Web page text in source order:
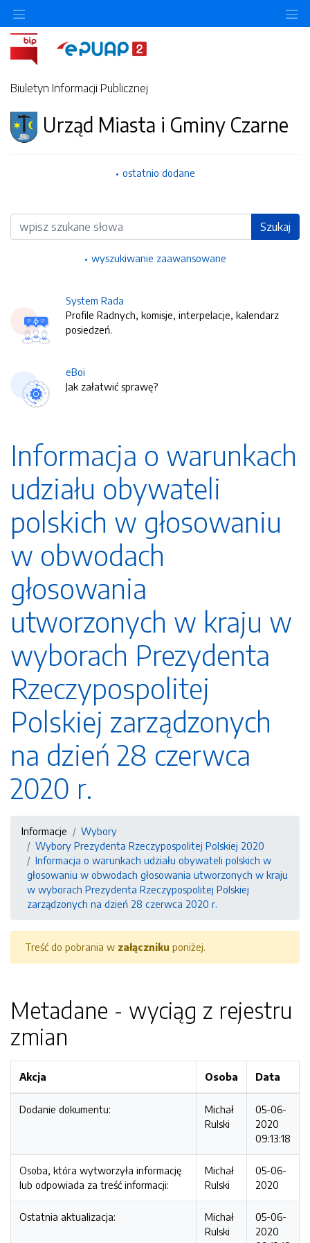
Biuletyn Informacji Publicznej
Urząd Miasta i Gminy Czarne
ostatnio dodane
Wyszukiwarka Szukaj
wyszukiwanie zaawansowane
System Rada
Profile Radnych, komisje, interpelacje, kalendarz
posiedzeń.
eBoi
Jak załatwić sprawę?
Informacja o warunkach
udziału obywateli
polskich w głosowaniu
w obwodach
głosowania
utworzonych w kraju w
wyborach Prezydenta
Rzeczypospolitej
Polskiej zarządzonych
na dzień 28 czerwca
2020 r.
Informacje
Wybory
Wybory Prezydenta Rzeczypospolitej Polskiej 2020
Informacja o warunkach udziału obywateli polskich w
głosowaniu w obwodach głosowania utworzonych w kraju
w wyborach Prezydenta Rzeczypospolitej Polskiej
zarządzonych na dzień 28 czerwca 2020 r.
Treść do pobrania w załączniku poniżej.
Metadane - wyciąg z rejestru
zmian
Akcja Osoba Data
Dodanie dokumentu:
Michał
Rulski
05-06-
2020
09:13:18
Osoba, która wytworzyła informację
lub odpowiada za treść informacji:
Michał
Rulski
05-06-
2020
Ostatnia aktualizacja:
Michał
Rulski
05-06-
2020